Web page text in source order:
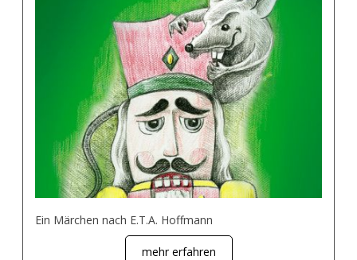
Ein Märchen nach E.T.A. Hoffmann
mehr erfahren